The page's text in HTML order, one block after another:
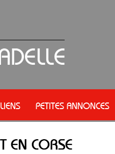
LIENS PETITES ANNONCES